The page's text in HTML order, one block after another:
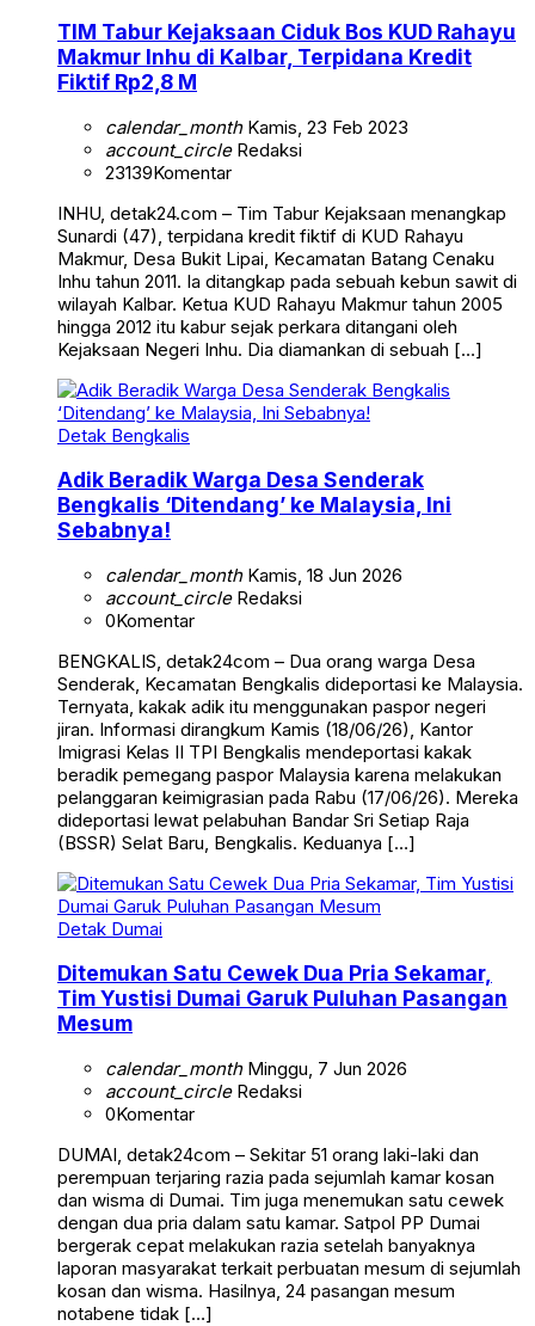
TIM Tabur Kejaksaan Ciduk Bos KUD Rahayu
Makmur Inhu di Kalbar, Terpidana Kredit
Fiktif Rp2,8 M
calendar_monthKamis, 23 Feb 2023
account_circleRedaksi
23139Komentar
INHU, detak24.com – Tim Tabur Kejaksaan menangkap
Sunardi (47), terpidana kredit fiktif di KUD Rahayu
Makmur, Desa Bukit Lipai, Kecamatan Batang Cenaku
Inhu tahun 2011. Ia ditangkap pada sebuah kebun sawit di
wilayah Kalbar. Ketua KUD Rahayu Makmur tahun 2005
hingga 2012 itu kabur sejak perkara ditangani oleh
Kejaksaan Negeri Inhu. Dia diamankan di sebuah […]
Detak Bengkalis
Adik Beradik Warga Desa Senderak
Bengkalis ‘Ditendang’ ke Malaysia, Ini
Sebabnya!
calendar_monthKamis, 18 Jun 2026
account_circleRedaksi
0Komentar
BENGKALIS, detak24com – Dua orang warga Desa
Senderak, Kecamatan Bengkalis dideportasi ke Malaysia.
Ternyata, kakak adik itu menggunakan paspor negeri
jiran. Informasi dirangkum Kamis (18/06/26), Kantor
Imigrasi Kelas II TPI Bengkalis mendeportasi kakak
beradik pemegang paspor Malaysia karena melakukan
pelanggaran keimigrasian pada Rabu (17/06/26). Mereka
dideportasi lewat pelabuhan Bandar Sri Setiap Raja
(BSSR) Selat Baru, Bengkalis. Keduanya […]
Detak Dumai
Ditemukan Satu Cewek Dua Pria Sekamar,
Tim Yustisi Dumai Garuk Puluhan Pasangan
Mesum
calendar_monthMinggu, 7 Jun 2026
account_circleRedaksi
0Komentar
DUMAI, detak24com – Sekitar 51 orang laki-laki dan
perempuan terjaring razia pada sejumlah kamar kosan
dan wisma di Dumai. Tim juga menemukan satu cewek
dengan dua pria dalam satu kamar. Satpol PP Dumai
bergerak cepat melakukan razia setelah banyaknya
laporan masyarakat terkait perbuatan mesum di sejumlah
kosan dan wisma. Hasilnya, 24 pasangan mesum
notabene tidak […]